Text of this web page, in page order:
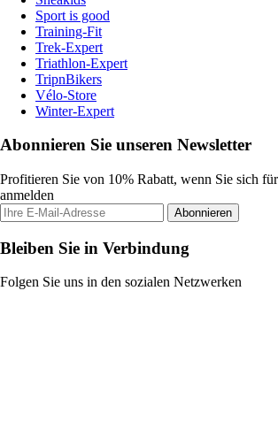
Sport is good
Training-Fit
Trek-Expert
Triathlon-Expert
TripnBikers
Vélo-Store
Winter-Expert
Abonnieren Sie unseren Newsletter
Profitieren Sie von 10% Rabatt, wenn Sie sich
anmelden
Abonnieren
Bleiben Sie in Verbindung
Folgen Sie uns in den sozialen Netzwerken